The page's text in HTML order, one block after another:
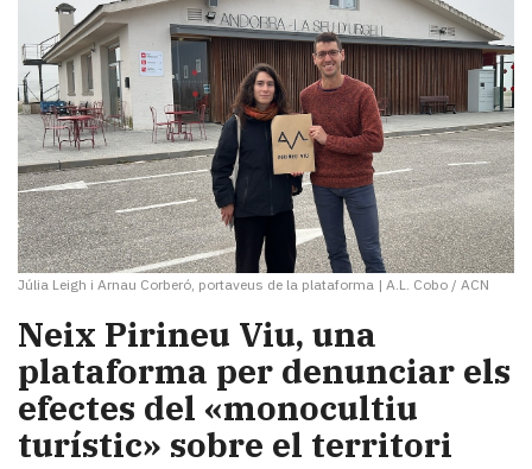
Júlia Leigh i Arnau Corberó, portaveus de la plataforma | A.L. Cobo / ACN
Neix Pirineu Viu, una
plataforma per denunciar els
efectes del «monocultiu
turístic» sobre el territori